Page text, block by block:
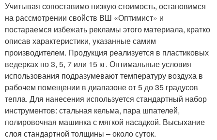
Учитывая сопоставимо низкую стоимость, остановимся
на рассмотрении свойств ВШ «Оптимист» и
постараемся избежать рекламы этого материала, кратко
описав характеристики, указанные самим
производителем. Продукция реализуется в пластиковых
ведерках по 3, 5, 7 или 15 кг. Оптимальные условия
использования подразумевают температуру воздуха в
рабочем помещении в диапазоне от 5 до 35 градусов
тепла. Для нанесения используется стандартный набор
инструментов: стальная кельма, пара шпателей,
полировочная машинка с мягкой насадкой. Высыхание
слоя стандартной толщины – около суток.